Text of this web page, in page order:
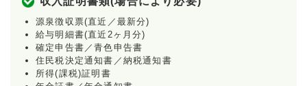
源泉徴収票(直近／最新分)
給与明細書(直近2ヶ月分)
確定申告書／青色申告書
住民税決定通知書／納税通知書
所得(課税)証明書